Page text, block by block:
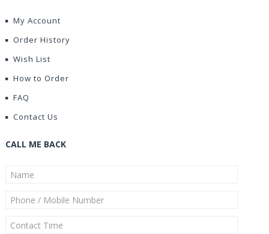
My Account
Order History
Wish List
How to Order
FAQ
Contact Us
CALL ME BACK